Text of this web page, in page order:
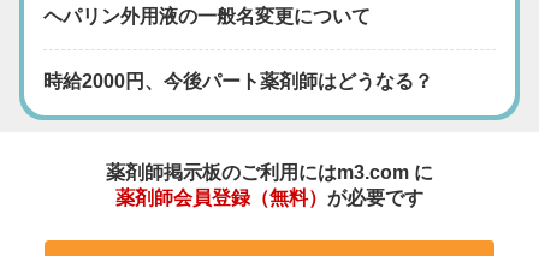
ヘパリン外用液の一般名変更について
時給2000円、今後パート薬剤師はどうなる？
薬剤師掲示板のご利用にはm3.com に
薬剤師会員登録（無料） が必要です